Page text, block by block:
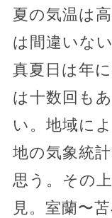
夏の気温は
は間違いな
真夏日は年
は十数回も
い。地域に
地の気象統
思う。その
見。室蘭〜